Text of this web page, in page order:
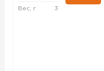
Вес, г 3